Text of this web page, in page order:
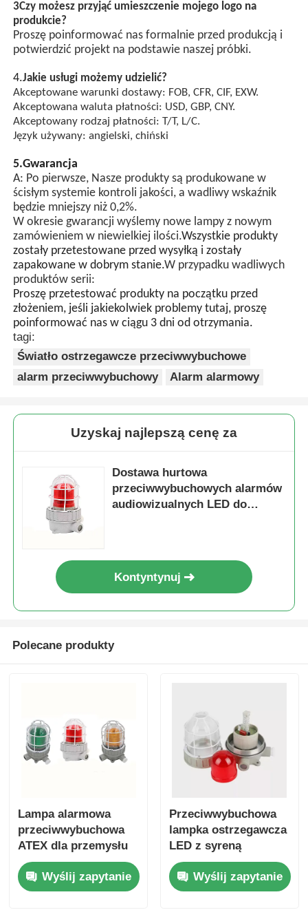
3Czy możesz przyjąć umieszczenie mojego logo na
produkcie?
Proszę poinformować nas formalnie przed produkcją i
potwierdzić projekt na podstawie naszej próbki.
4.Jakie usługi możemy udzielić?
Akceptowane warunki dostawy: FOB, CFR, CIF, EXW.
Akceptowana waluta płatności: USD, GBP, CNY.
Akceptowany rodzaj płatności: T/T, L/C.
Język używany: angielski, chiński
5.Gwarancja
A: Po pierwsze, Nasze produkty są produkowane w
ścisłym systemie kontroli jakości, a wadliwy wskaźnik
będzie mniejszy niż 0,2%.
W okresie gwarancji wyślemy nowe lampy z nowym
zamówieniem w niewielkiej ilości.Wszystkie produkty
zostały przetestowane przed wysyłką i zostały
zapakowane w dobrym stanie.W przypadku wadliwych
produktów serii:
Proszę przetestować produkty na początku przed
złożeniem, jeśli jakiekolwiek problemy tutaj, proszę
poinformować nas w ciągu 3 dni od otrzymania.
tagi:
Światło ostrzegawcze przeciwwybuchowe
alarm przeciwwybuchowy
Alarm alarmowy
Uzyskaj najlepszą cenę za
Dostawa hurtowa
przeciwwybuchowych alarmów
audiowizualnych LED do
Kontyntynuj
Polecane produkty
Lampa alarmowa
przeciwwybuchowa
ATEX dla przemysłu
naftowego i
gazowego, zakładów
chemicznych i
Wyślij zapytanie
Przeciwwybuchowa
lampka ostrzegawcza
LED z syreną
Wyślij zapytanie